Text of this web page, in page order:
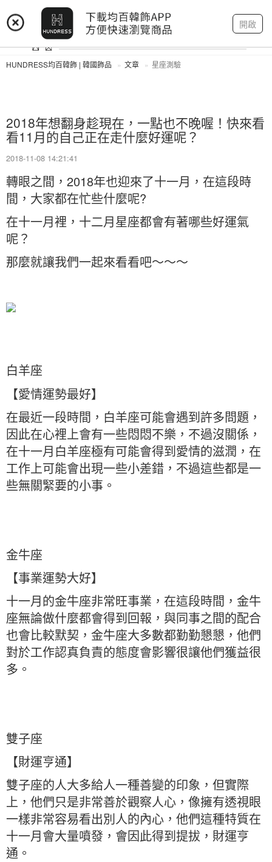
開啟
登入 註冊 我的帳戶
HUNDRESS均百韓飾 | 韓國飾品 文章 星座測驗
2018年想翻身趁現在，一點也不晚喔！快來看
看11月的自己正在走什麼好運呢？
2018-11-08 14:21:41
轉眼之間，2018年也迎來了十一月，在這段時
間，大家都在忙些什麼呢?
在十一月裡，十二月星座都會有著哪些好運氣
呢？
那麼就讓我們一起來看看吧～～～
白羊座
【愛情運勢最好】
在最近一段時間，白羊座可能會遇到許多問題，
因此在心裡上會有一些悶悶不樂，不過沒關係，
在十一月白羊座極有可能會得到愛情的滋潤，在
工作上可能會出現一些小差錯，不過這些都是一
些無關緊要的小事。
金牛座
【事業運勢大好】
十一月的金牛座非常旺事業，在這段時間，金牛
座無論做什麼都會得到回報，與同事之間的配合
也會比較默契，金牛座大多數都勤勤懇懇，他們
對於工作認真負責的態度會影響很讓他們獲益很
多。
雙子座
【財運亨通】
雙子座的人大多給人一種善變的印象，但實際
上，他們只是非常善於觀察人心，像擁有透視眼
一樣非常容易看出別人的內心，他們這種特質在
十一月會大量噴發，會因此得到提拔，財運亨
通。